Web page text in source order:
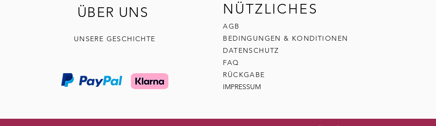
ÜBER UNS
UNSERE GESCHICHTE
NÜTZLICHES
AGB
BEDINGUNGEN & KONDITIONEN
DATENSCHUTZ
FAQ
RÜCKGABE
IMPRESSUM